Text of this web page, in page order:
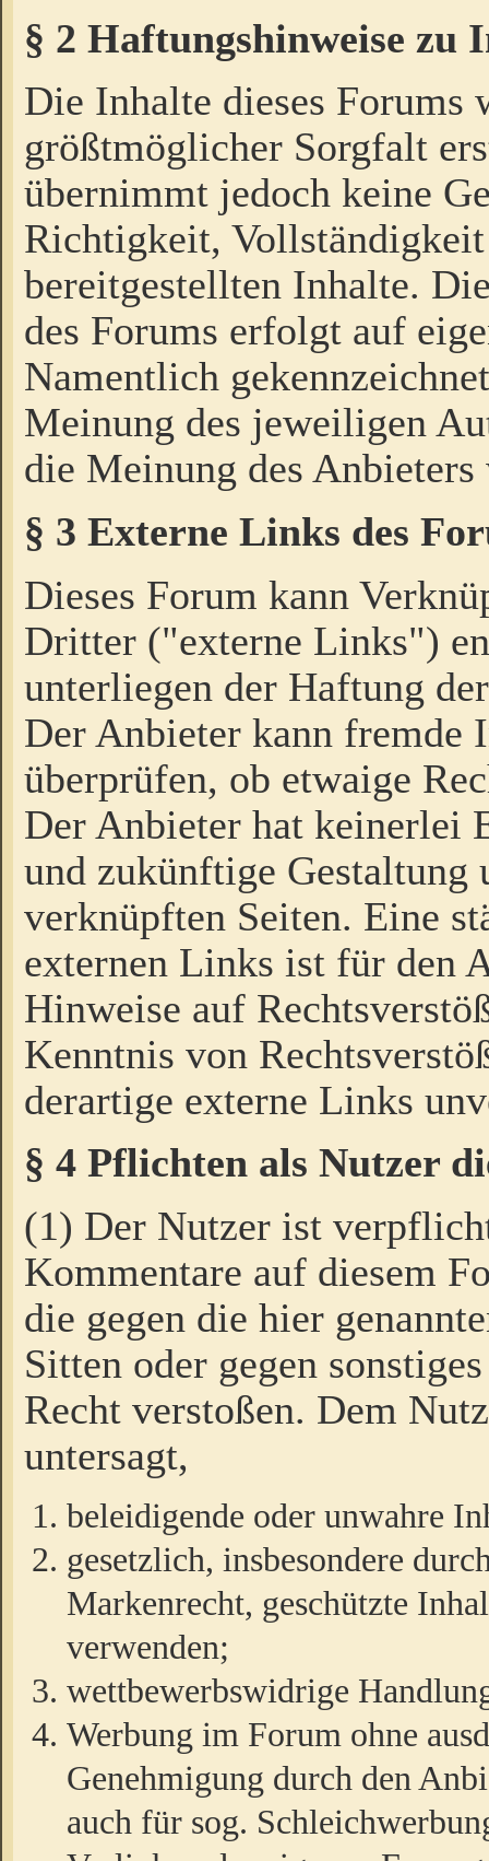
§ 2 Haftungshinweise zu
Die Inhalte dieses Forums
größtmöglicher Sorgfalt
übernimmt jedoch keine
Richtigkeit,
bereitgestellten Inhalte.
des Forums erfolgt auf
Namentlich
Meinung des jeweiligen
die Meinung des Anbieters
§ 3 Externe Links des
Dieses Forum kann
Dritter ("externe Links")
unterliegen der Haftung
Der Anbieter kann fremde
überprüfen, ob etwaige
Der Anbieter hat keinerlei
und zukünftige Gestaltung
verknüpften Seiten. Eine
externen Links ist für den
Hinweise auf
Kenntnis von
derartige externe Links
§ 4 Pflichten als Nutzer
(1) Der Nutzer ist
Kommentare auf diesem
die gegen die hier
Sitten oder gegen
Recht verstoßen. Dem
untersagt,
beleidigende oder unwahre
gesetzlich, insbesondere
Markenrecht, geschützte
verwenden;
wettbewerbswidrige
Werbung im Forum ohne
Genehmigung durch den
auch für sog.